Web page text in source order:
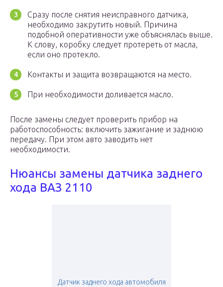
Сразу после снятия неисправного датчика,
необходимо закрутить новый. Причина
подобной оперативности уже объяснялась выше.
К слову, коробку следует протереть от масла,
если оно протекло.
Контакты и защита возвращаются на место.
При необходимости доливается масло.
После замены следует проверить прибор на
работоспособность: включить зажигание и заднюю
передачу. При этом авто заводить нет
необходимости.
Нюансы замены датчика заднего
хода ВАЗ 2110
Датчик заднего хода автомобиля